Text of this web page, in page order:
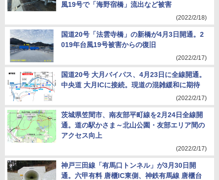
風19号で「海野宿橋」流出など被害
(2022/2/18)
国道20号「法雲寺橋」の新橋が4月3日開通。2
019年台風19号被害からの復旧
(2022/2/17)
国道20号 大月バイパス、4月23日に全線開通。
中央道 大月ICに接続。現道の混雑緩和に期待
(2022/2/17)
茨城県笠間市、南友部平町線を2月24日全線開
通。道の駅かさま～北山公園・友部エリア間の
アクセス向上
(2022/2/17)
神戸三田線「有馬口トンネル」が3月30日開
通。六甲有料 唐櫃IC東側、神鉄有馬線 唐櫃台